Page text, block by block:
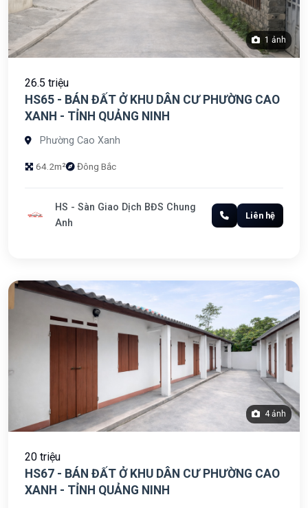
1 ảnh
26.5 triệu
HS65 - BÁN ĐẤT Ở KHU DÂN CƯ PHƯỜNG CAO
XANH - TỈNH QUẢNG NINH
Phường Cao Xanh
64.2m² Đông Bắc
HS - Sàn Giao Dịch BĐS Chung
Anh
Liên hệ
4 ảnh
20 triệu
HS67 - BÁN ĐẤT Ở KHU DÂN CƯ PHƯỜNG CAO
XANH - TỈNH QUẢNG NINH